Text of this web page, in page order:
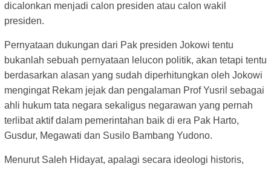
dicalonkan menjadi calon presiden atau calon wakil
presiden.
Pernyataan dukungan dari Pak presiden Jokowi tentu
bukanlah sebuah pernyataan lelucon politik, akan tetapi tentu
berdasarkan alasan yang sudah diperhitungkan oleh Jokowi
mengingat Rekam jejak dan pengalaman Prof Yusril sebagai
ahli hukum tata negara sekaligus negarawan yang pernah
terlibat aktif dalam pemerintahan baik di era Pak Harto,
Gusdur, Megawati dan Susilo Bambang Yudono.
Menurut Saleh Hidayat, apalagi secara ideologi historis,